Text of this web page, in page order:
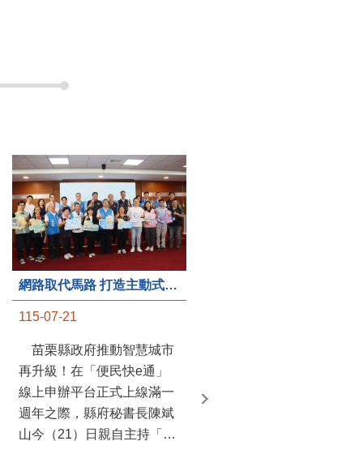
網路取代馬路 打造主動式數位便民服務 苗栗便民快e通 2.0智慧升級啟用
115-07-21
苗栗縣政府推動智慧城市
再升級！在「便民快e通」
線上申辦平台正式上線滿一
週年之際，縣府秘書長陳斌
山今（21）日親自主持「便
運作，這是鄉內第6個、全